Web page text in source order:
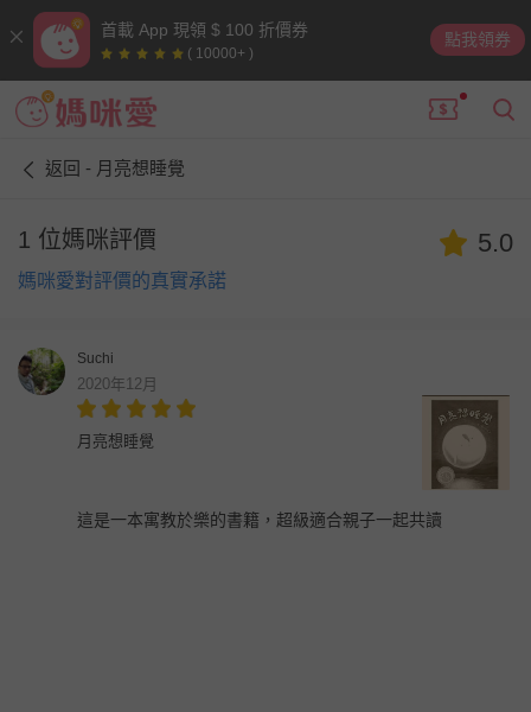
首載 App 現領 $ 100 折價券
( 10000+ )
點我領券
返回 - 月亮想睡覺
1 位媽咪評價
媽咪愛對評價的真實承諾
5.0
Suchi
2020年12月
月亮想睡覺
這是一本寓教於樂的書籍，超級適合親子一起共讀